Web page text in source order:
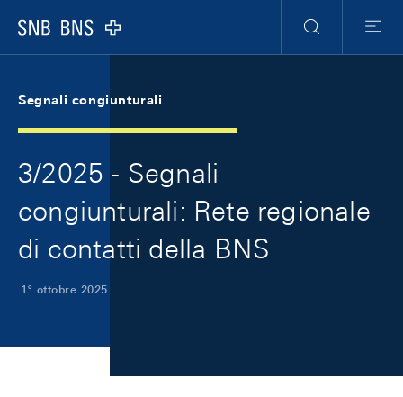
Logo
Ricerca
Menu
Segnali congiunturali
3/2025 - Segnali
congiunturali: Rete regionale
di contatti della BNS
1º ottobre 2025